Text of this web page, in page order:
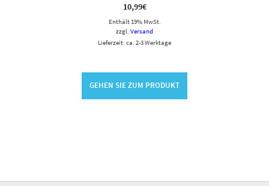
10,99€
Enthält 19% MwSt.
zzgl. Versand
Lieferzeit: ca. 2-3 Werktage
GEHEN SIE ZUM PRODUKT